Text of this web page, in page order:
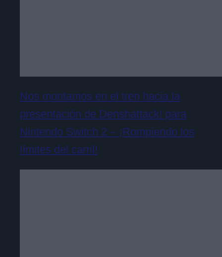
Nos montamos en el tren hacia la
presentación de Denshattack! para
Nintendo Switch 2 – ¡Rompiendo los
límites del carril!